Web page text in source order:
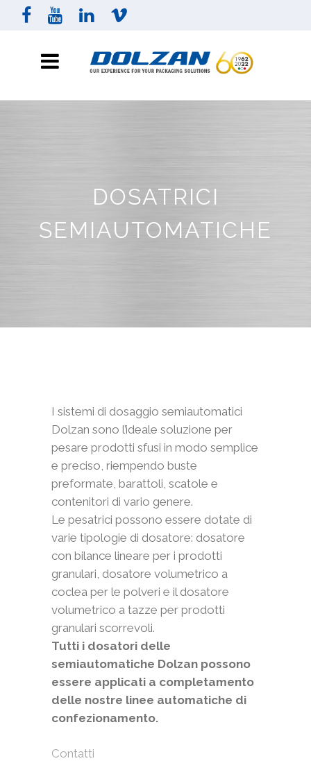
DOSATRICI
SEMIAUTOMATICHE
I sistemi di dosaggio semiautomatici
Dolzan sono l’ideale soluzione per
pesare prodotti sfusi in modo semplice
e preciso, riempendo buste
preformate, barattoli, scatole e
contenitori di vario genere.
Le pesatrici possono essere dotate di
varie tipologie di dosatore: dosatore
con bilance lineare per i prodotti
granulari, dosatore volumetrico a
coclea per le polveri e il dosatore
volumetrico a tazze per prodotti
granulari scorrevoli.
Tutti i dosatori delle
semiautomatiche Dolzan possono
essere applicati a completamento
delle nostre linee automatiche di
confezionamento.
Contatti